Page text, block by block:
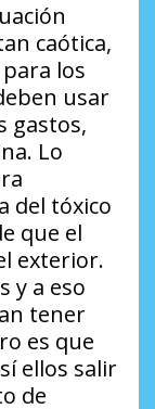
caótica,
los
usar
gastos,
Lo
del tóxico
que el
exterior.
y a eso
tener
es que
ellos salir
de